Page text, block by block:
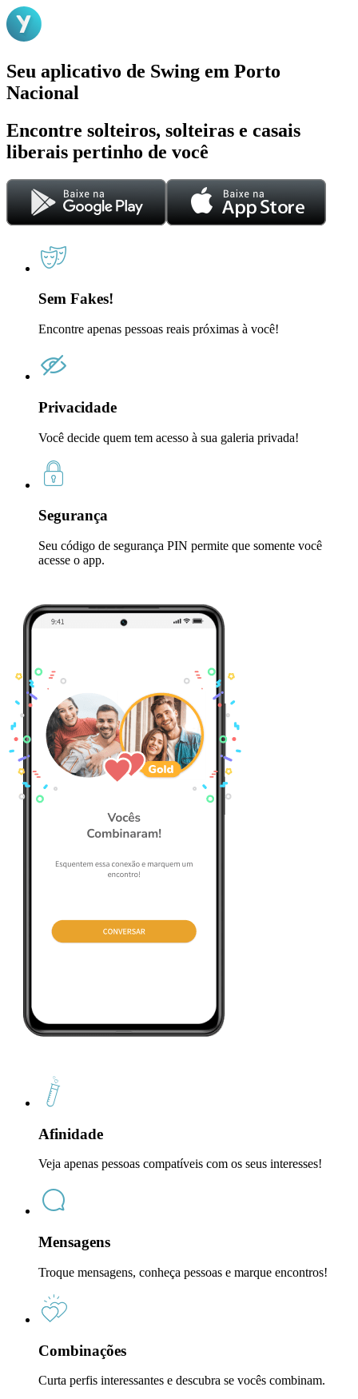
Seu aplicativo de Swing em Porto
Nacional
Encontre solteiros, solteiras e casais
liberais pertinho de você
Sem Fakes!
Encontre apenas pessoas reais próximas à você!
Privacidade
Você decide quem tem acesso à sua galeria privada!
Segurança
Seu código de segurança PIN permite que somente você
acesse o app.
Afinidade
Veja apenas pessoas compatíveis com os seus interesses!
Mensagens
Troque mensagens, conheça pessoas e marque encontros!
Combinações
Curta perfis interessantes e descubra se vocês combinam.